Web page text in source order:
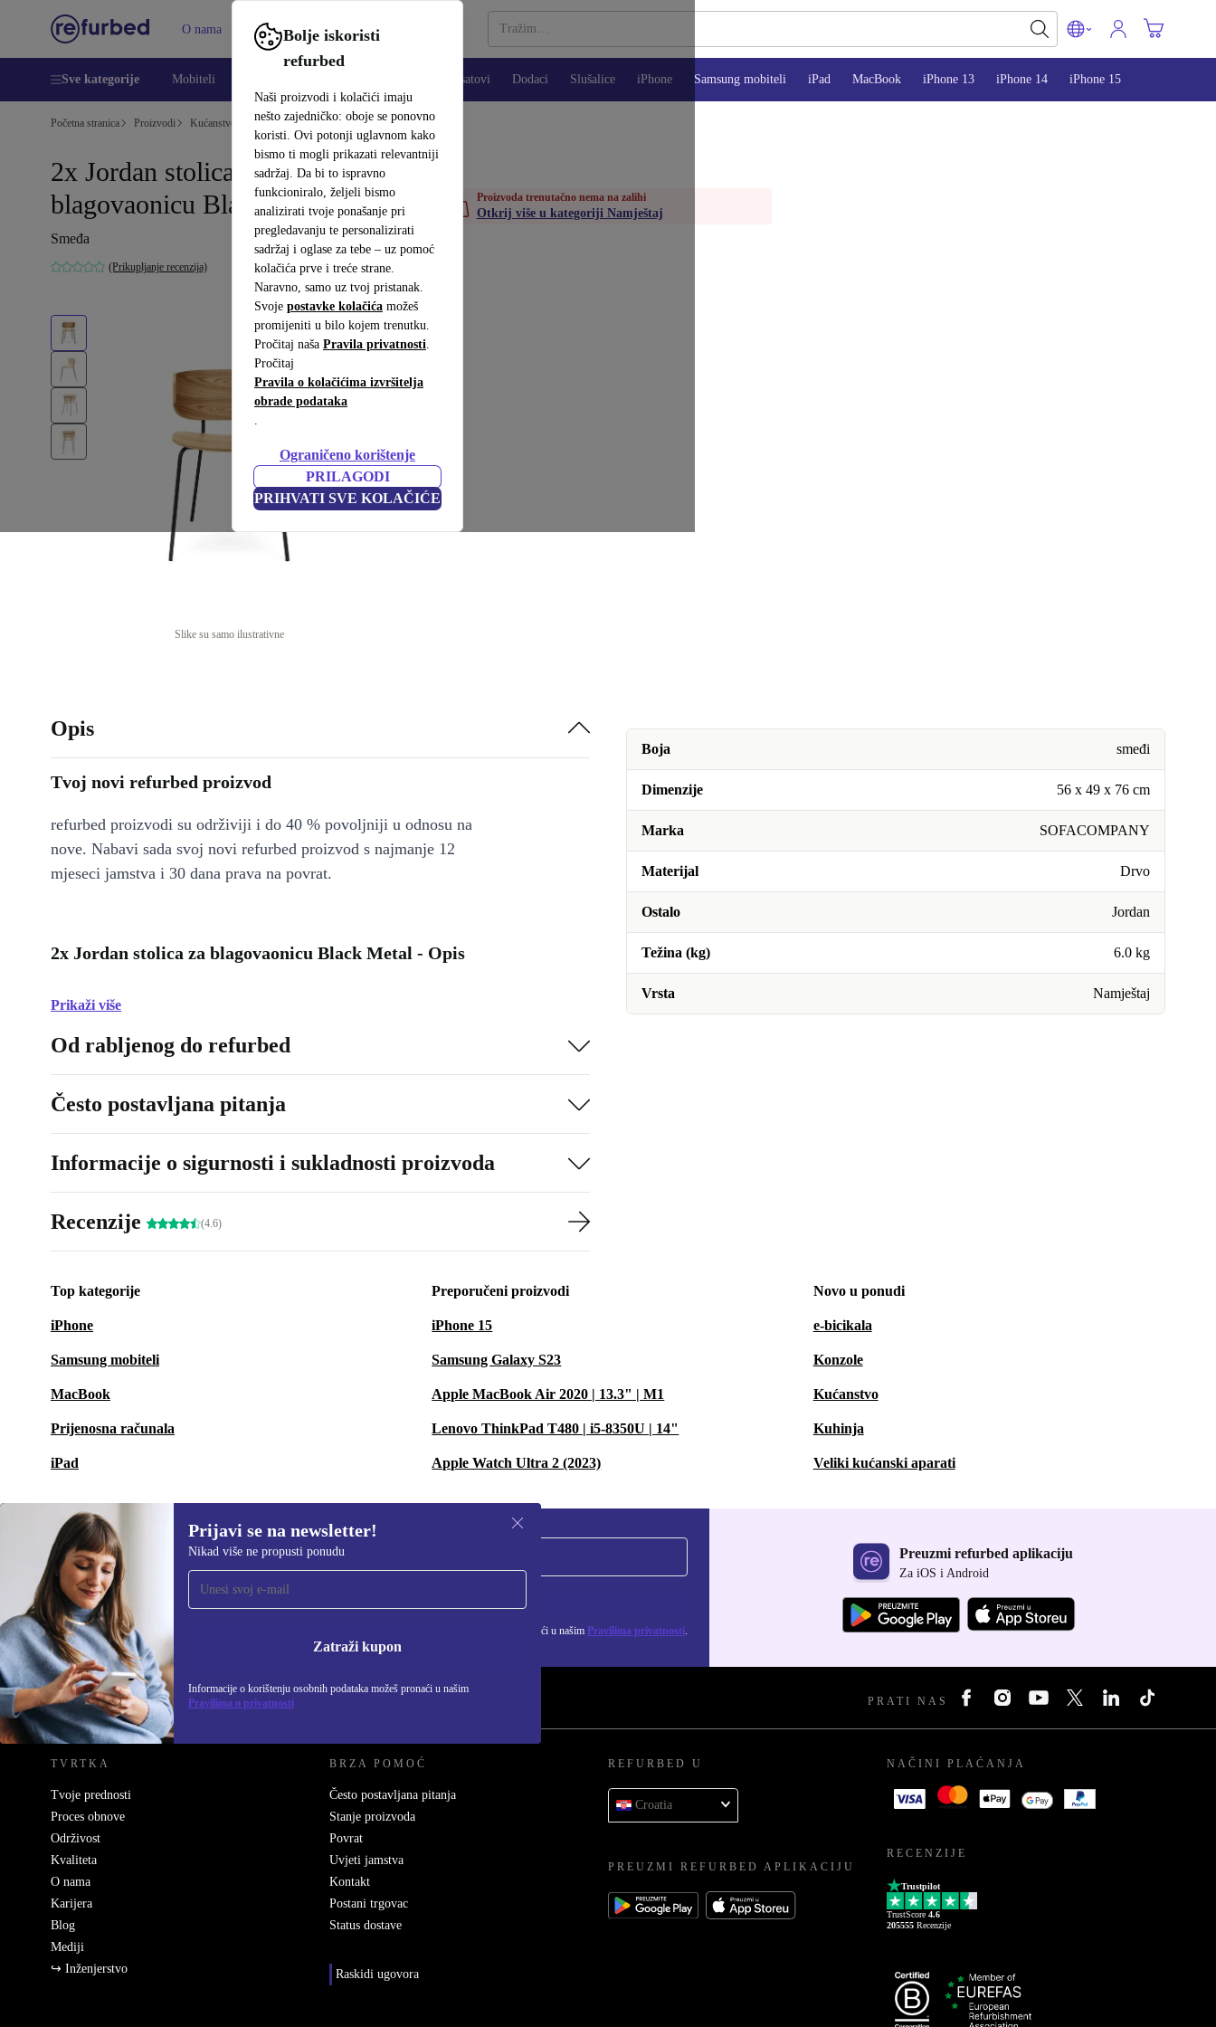
Bolje iskoristi
refurbed
Naši proizvodi i kolačići imaju
nešto zajedničko: oboje se ponovno
koristi. Ovi potonji uglavnom kako
bismo ti mogli prikazati relevantniji
sadržaj. Da bi to ispravno
funkcioniralo, željeli bismo
analizirati tvoje ponašanje pri
pregledavanju te personalizirati
sadržaj i oglase za tebe – uz pomoć
kolačića prve i treće strane.
Naravno, samo uz tvoj pristanak.
Svoje postavke kolačića možeš
promijeniti u bilo kojem trenutku.
Pročitaj naša Pravila privatnosti.
Pročitaj
Pravila o kolačićima izvršitelja
obrade podataka
.
Ograničeno korištenje
PRILAGODI
PRIHVATI SVE KOLAČIĆE
O nama Pomoć
Sve kategorije Mobiteli Pametni satovi Dodaci Slušalice iPhone Samsung mobiteli iPad MacBook iPhone 13 iPhone 14 iPhone 15
Početna stranica Proizvodi Kućanstvo Namještaj
2x Jordan stolica za
blagovaonicu Black Metal
Smeđa
(Prikupljanje recenzija)
Slike su samo ilustrativne
Proizvoda trenutačno nema na zalihi
Otkrij više u kategoriji Namještaj
Boja smeđi
Dimenzije 56 x 49 x 76 cm
Marka SOFACOMPANY
Materijal Drvo
Ostalo Jordan
Težina (kg) 6.0 kg
Vrsta Namještaj
Opis
Tvoj novi refurbed proizvod
refurbed proizvodi su održiviji i do 40 % povoljniji u odnosu na
nove. Nabavi sada svoj novi refurbed proizvod s najmanje 12
mjeseci jamstva i 30 dana prava na povrat.
2x Jordan stolica za blagovaonicu Black Metal - Opis
Prikaži više
Od rabljenog do refurbed
Često postavljana pitanja
Informacije o sigurnosti i sukladnosti proizvoda
Recenzije (4.6)
Top kategorije
iPhone
Samsung mobiteli
MacBook
Prijenosna računala
iPad
Preporučeni proizvodi
iPhone 15
Samsung Galaxy S23
Apple MacBook Air 2020 | 13.3" | M1
Lenovo ThinkPad T480 | i5-8350U | 14"
Apple Watch Ultra 2 (2023)
Novo u ponudi
e-bicikala
Konzole
Kućanstvo
Kuhinja
Veliki kućanski aparati
Prijavi se na newsletter!
Nikad više ne propusti ponudu
Zatraži kupon
Informacije o korištenju osobnih podataka možeš pronaći u našim
Pravilima o privatnosti
Prijavi se na newsletter!
Nikad više ne propusti ponudu. Zatraži kupon
Informacije o korištenju osobnih podataka možeš pronaći u našim Pravilima privatnosti.
Preuzmi refurbed aplikaciju
Za iOS i Android
REFURBED HRVATSKA - RETHINK NEW. PRATI NAS
TVRTKA
Tvoje prednosti
Proces obnove
Održivost
Kvaliteta
O nama
Karijera
Blog
Mediji
↪ Inženjerstvo
BRZA POMOĆ
Često postavljana pitanja
Stanje proizvoda
Povrat
Uvjeti jamstva
Kontakt
Postani trgovac
Status dostave
Raskidi ugovora
REFURBED U
Croatia
PREUZMI REFURBED APLIKACIJU
NAČINI PLAĆANJA
RECENZIJE
Trustpilot
TrustScore 4.6
205555 Recenzije